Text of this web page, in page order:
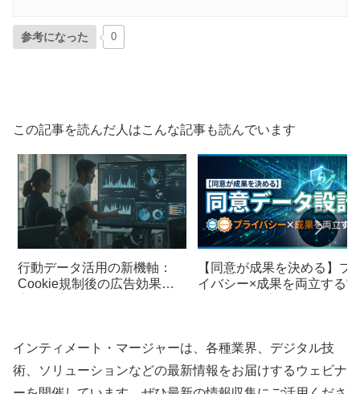
参考になった 0
この記事を読んだ人はこんな記事も読んでいます
行動データ活用の新機軸：
Cookie規制後の広告効果を
【同意が成果を決める】プ
イバシー×成果を両立する“
インティメート・マージャーは、各種業界、デジタル技
術、ソリューションなどの最新情報をお届けするウェビナ